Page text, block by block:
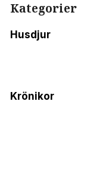
Kategorier
Husdjur
Krönikor